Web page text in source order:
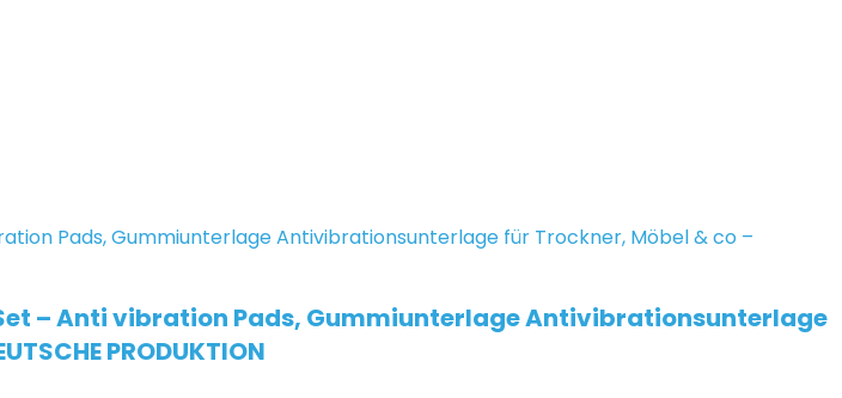
– Anti vibration Pads, Gummiunterlage Antivibrationsunterlage
PRODUKTION